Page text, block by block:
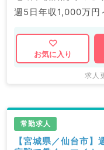
週5日年収1,000万円
マイナビDOCTOR
関求人はもちろんの
ます。
求人内容の詳細等は
お気に入り
求人
常勤求人
【宮城県／仙台市